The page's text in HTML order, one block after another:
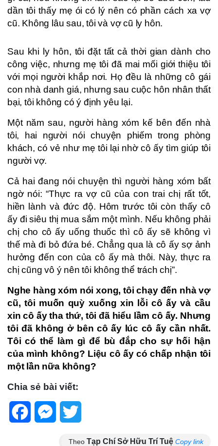
dần tôi thấy mẹ ói có lý nên có phần cách xa vợ
cũ. Không lâu sau, tôi và vợ cũ ly hôn.
Sau khi ly hôn, tôi đặt tất cả thời gian dành cho
công việc, nhưng mẹ tôi đã mai mối giới thiệu tôi
với mọi người khắp nơi. Họ đều là những cô gái
con nhà danh giá, nhưng sau cuộc hôn nhân thất
bại, tôi không có ý định yêu lại.
Một năm sau, người hàng xóm kế bên đến nhà
tôi, hai người nói chuyện phiếm trong phòng
khách, có vẻ như mẹ tôi lại nhờ cô ấy tìm giúp tôi
người vợ.
Cả hai đang nói chuyện thì người hàng xóm bất
ngờ nói: “Thực ra vợ cũ của con trai chị rất tốt,
hiền lành và đức độ. Hôm trước tôi còn thấy cô
ấy đi siêu thị mua sắm một mình. Nếu không phải
chị cho cô ấy uống thuốc thì cô ấy sẽ không vì
thế mà đi bỏ đứa bé. Chẳng qua là cô ấy sợ ảnh
hưởng đến con của cô ấy mà thôi. Này, thực ra
chị cũng vô ý nên tôi không thể trách chị”.
Nghe hàng xóm nói xong, tôi chạy đến nhà vợ
cũ, tôi muốn quỳ xuống xin lỗi cô ấy và cầu
xin cô ấy tha thứ, tôi đã hiểu lầm cô ấy. Nhưng
tôi đã không ở bên cô ấy lúc cô ấy cần nhất.
Tôi có thể làm gì để bù đắp cho sự hối hận
của mình không? Liệu cô ấy có chấp nhận tôi
một lần nữa không?
Chia sẻ bài viết:
FacebookMessenger
Theo Tạp Chí Sở Hữu Trí Tuệ Copy link